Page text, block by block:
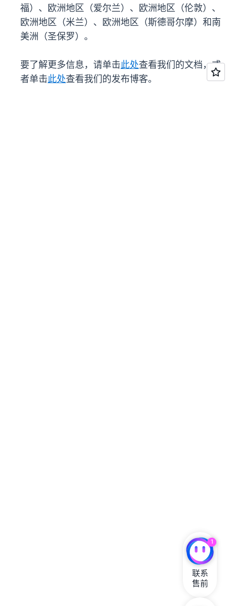
福）、欧洲地区（爱尔兰）、欧洲地区（伦敦）、
欧洲地区（米兰）、欧洲地区（斯德哥尔摩）和南
美洲（圣保罗）。
要了解更多信息，请单击此处查看我们的文档，或
者单击此处查看我们的发布博客。
1
联系
售前